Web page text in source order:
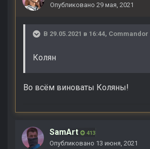
Опубликовано 29 мая, 2021
В 29.05.2021 в 16:44, Commandor
Колян
Во всём виноваты Коляны!
SamArt 413
Опубликовано 13 июня, 2021